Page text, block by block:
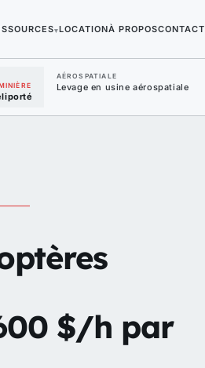
▾LOCATIONÀ PROPOSCONTACT
AÉROSPATIALE
Levage en usine aérospatiale
$/h par